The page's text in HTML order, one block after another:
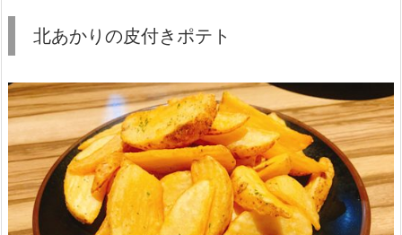
北あかりの皮付きポテト